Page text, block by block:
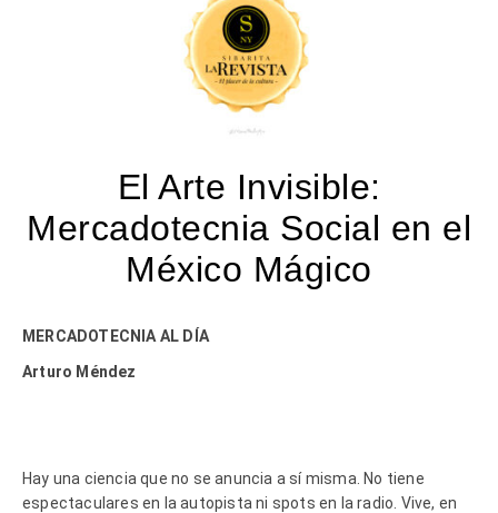
El Arte Invisible:
Mercadotecnia Social en el
México Mágico
MERCADOTECNIA AL DÍA
Arturo Méndez
Hay una ciencia que no se anuncia a sí misma. No tiene
espectaculares en la autopista ni spots en la radio. Vive, en